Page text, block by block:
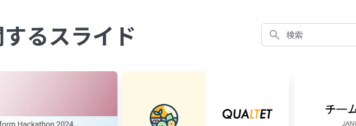
るスライド 検索